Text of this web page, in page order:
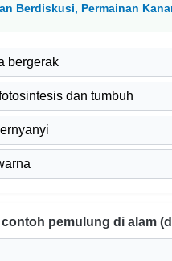
Berdiskusi, Permainan
bergerak
dan tumbuh
pemulung di alam